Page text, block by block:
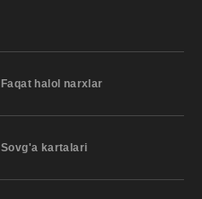
Faqat halol narxlar
Sovg'a kartalari